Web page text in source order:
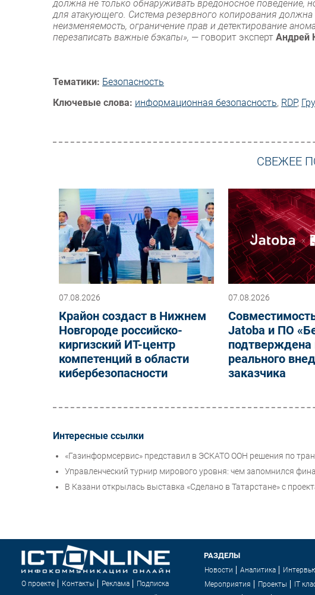
должна не только обнаруживать вредоносное поведение,
для атакующего. Система резервного копирования
неизменяемость, ограничение прав и детектирование
перезаписать важные бэкапы», — говорит эксперт Андрей
Тематики: Безопасность
Ключевые слова: информационная безопасность, RDP,
СВЕЖЕЕ
07.08.2026
Крайон создаст в Нижнем
Новгороде российско-
киргизский ИТ-центр
компетенций в области
кибербезопасности
07.08.2026
Jatoba и ПО
подтверждена
реального
заказчика
Интересные ссылки
«Газинформсервис» представил в ЭСКАТО ООН решения по
Управленческий турнир мирового уровня: чем запомнился
В Казани открылась выставка «Сделано в Татарстане» с
О проекте Контакты Реклама
Подписка
РАЗДЕЛЫ
Новости Аналитика
Мероприятия
Проекты
IT